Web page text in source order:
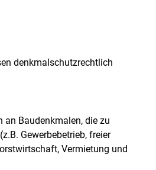
denkmalschutzrechtlich
an Baudenkmalen, die zu
Gewerbebetrieb, freier
Vermietung und